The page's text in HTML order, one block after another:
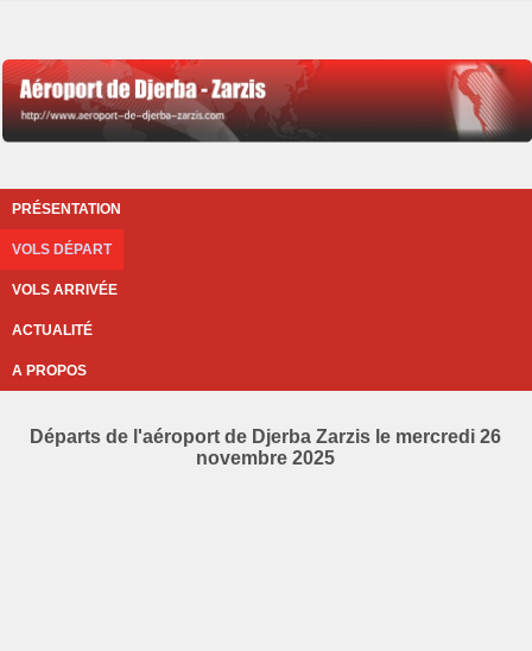
PRÉSENTATION
VOLS DÉPART
VOLS ARRIVÉE
ACTUALITÉ
A PROPOS
Départs de l'aéroport de Djerba Zarzis le mercredi 26
novembre 2025